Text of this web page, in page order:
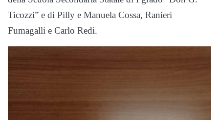
Ticozzi” e di Pilly e Manuela Cossa, Ranieri
Fumagalli e Carlo Redi.